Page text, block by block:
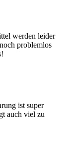
werden leider
problemlos
ist super
auch viel zu